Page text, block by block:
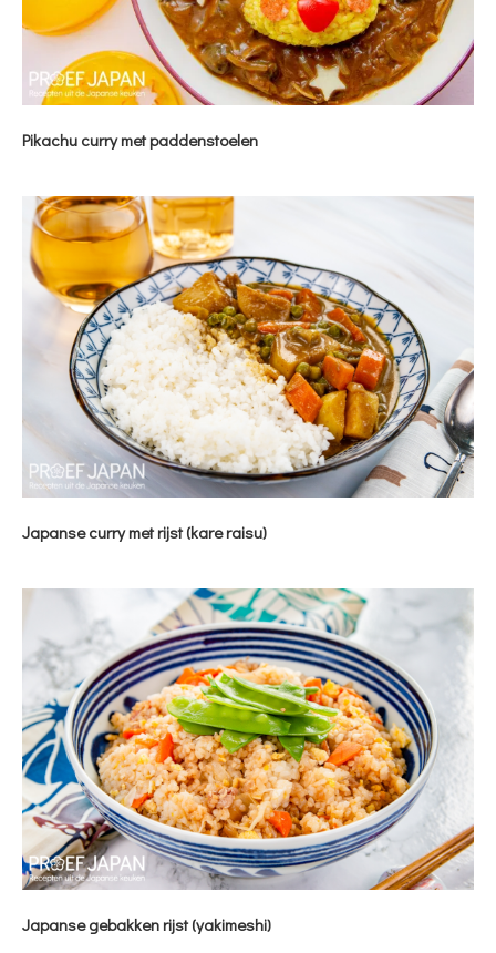
Pikachu curry met paddenstoelen
Japanse curry met rijst (kare raisu)
Japanse gebakken rijst (yakimeshi)